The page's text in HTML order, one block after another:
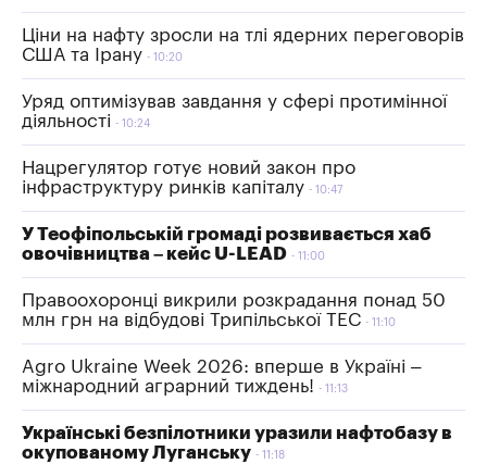
Ціни на нафту зросли на тлі ядерних переговорів
США та Ірану
10:20
Уряд оптимізував завдання у сфері протимінної
діяльності
10:24
Нацрегулятор готує новий закон про
інфраструктуру ринків капіталу
10:47
У Теофіпольській громаді розвивається хаб
овочівництва – кейс U-LEAD
11:00
Правоохоронці викрили розкрадання понад 50
млн грн на відбудові Трипільської ТЕС
11:10
Agro Ukraine Week 2026: вперше в Україні –
міжнародний аграрний тиждень!
11:13
Українські безпілотники уразили нафтобазу в
окупованому Луганську
11:18